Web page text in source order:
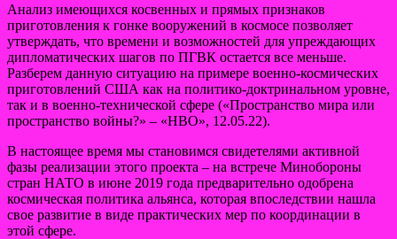
Анализ имеющихся косвенных и прямых признаков
приготовления к гонке вооружений в космосе позволяет
утверждать, что времени и возможностей для упреждающих
дипломатических шагов по ПГВК остается все меньше.
Разберем данную ситуацию на примере военно-космических
приготовлений США как на политико-доктринальном уровне,
так и в военно-технической сфере («Пространство мира или
пространство войны?» – «НВО», 12.05.22).
В настоящее время мы становимся свидетелями активной
фазы реализации этого проекта – на встрече Минобороны
стран НАТО в июне 2019 года предварительно одобрена
космическая политика альянса, которая впоследствии нашла
свое развитие в виде практических мер по координации в
этой сфере.